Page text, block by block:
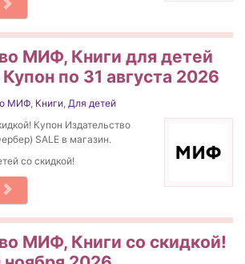
МИФ, Книги для детей
по 31 августа 2026
МИФ, Книги, Для детей
Купон Издательство
SALE в магазин.
со скидкой!
МИФ, Книги со скидкой!